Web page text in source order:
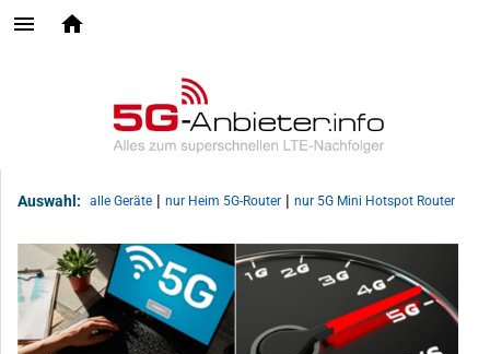
Auswahl: alle Geräte | nur Heim 5G-Router | nur 5G Mini Hotspot Router